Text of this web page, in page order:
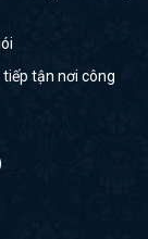
tận nơi công